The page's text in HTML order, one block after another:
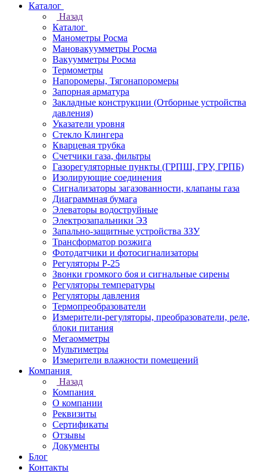
Каталог
Назад
Каталог
Манометры Росма
Мановакуумметры Росма
Вакуумметры Росма
Термометры
Напоромеры, Тягонапоромеры
Запорная арматура
Закладные конструкции (Отборные устройства
давления)
Указатели уровня
Стекло Клингера
Кварцевая трубка
Счетчики газа, фильтры
Газорегуляторные пункты (ГРПШ, ГРУ, ГРПБ)
Изолирующие соединения
Сигнализаторы загазованности, клапаны газа
Диаграммная бумага
Элеваторы водоструйные
Электрозапальники ЭЗ
Запально-защитные устройства ЗЗУ
Трансформатор розжига
Фотодатчики и фотосигнализаторы
Регуляторы Р-25
Звонки громкого боя и сигнальные сирены
Регуляторы температуры
Регуляторы давления
Термопреобразователи
Измерители-регуляторы, преобразователи, реле,
блоки питания
Мегаомметры
Мультиметры
Измерители влажности помещений
Компания
Назад
Компания
О компании
Реквизиты
Сертификаты
Отзывы
Документы
Блог
Контакты